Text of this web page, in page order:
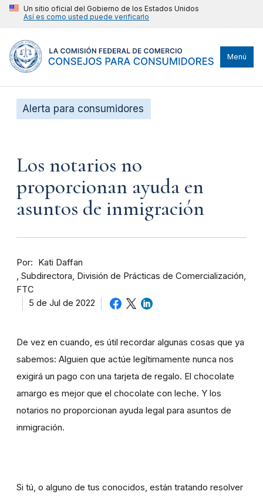
Un sitio oficial del Gobierno de los Estados Unidos
Así es como usted puede verificarlo
Menú
Alerta para consumidores
Los notarios no
proporcionan ayuda en
asuntos de inmigración
Por
Kati Daffan
Subdirectora, División de Prácticas de Comercialización,
FTC
5 de Jul de 2022
De vez en cuando, es útil recordar algunas cosas que ya
sabemos: Alguien que actúe legítimamente nunca nos
exigirá un pago con una tarjeta de regalo. El chocolate
amargo es mejor que el chocolate con leche. Y los
notarios no proporcionan ayuda legal para asuntos de
inmigración.
Si tú, o alguno de tus conocidos, están tratando resolver